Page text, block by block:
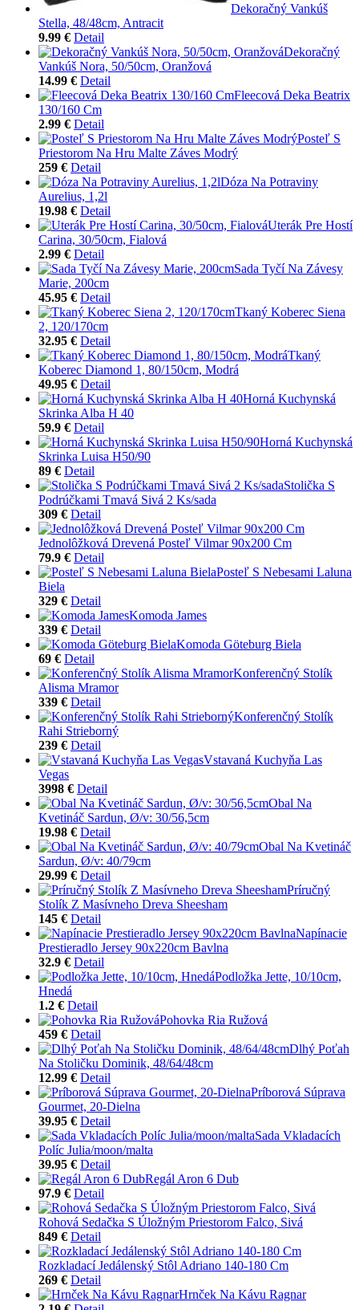
Dekoračný Vankúš
Stella, 48/48cm, Antracit
9.99 € Detail
Dekoračný
Vankúš Nora, 50/50cm, Oranžová
14.99 € Detail
Fleecová Deka Beatrix
130/160 Cm
2.99 € Detail
Posteľ S
Priestorom Na Hru Malte Záves Modrý
259 € Detail
Dóza Na Potraviny
Aurelius, 1,2l
19.98 € Detail
Uterák Pre Hostí
Carina, 30/50cm, Fialová
2.99 € Detail
Sada Tyčí Na Závesy
Marie, 200cm
45.95 € Detail
Tkaný Koberec Siena
2, 120/170cm
32.95 € Detail
Tkaný
Koberec Diamond 1, 80/150cm, Modrá
49.95 € Detail
Horná Kuchynská
Skrinka Alba H 40
59.9 € Detail
Horná Kuchynská
Skrinka Luisa H50/90
89 € Detail
Stolička S
Podrúčkami Tmavá Sivá 2 Ks/sada
309 € Detail
Jednolôžková Drevená Posteľ Vilmar 90x200 Cm
79.9 € Detail
Posteľ S Nebesami Laluna
Biela
329 € Detail
Komoda James
339 € Detail
Komoda Göteburg Biela
69 € Detail
Konferenčný Stolík
Alisma Mramor
339 € Detail
Konferenčný Stolík
Rahi Strieborný
239 € Detail
Vstavaná Kuchyňa Las
Vegas
3998 € Detail
Obal Na
Kvetináč Sardun, Ø/v: 30/56,5cm
19.98 € Detail
Obal Na Kvetináč
Sardun, Ø/v: 40/79cm
29.99 € Detail
Príručný
Stolík Z Masívneho Dreva Sheesham
145 € Detail
Napínacie
Prestieradlo Jersey 90x220cm Bavlna
32.9 € Detail
Podložka Jette, 10/10cm,
Hnedá
1.2 € Detail
Pohovka Ria Ružová
459 € Detail
Dlhý Poťah
Na Stoličku Dominik, 48/64/48cm
12.99 € Detail
Príborová Súprava
Gourmet, 20-Dielna
39.95 € Detail
Sada Vkladacích
Políc Julia/moon/malta
39.95 € Detail
Regál Aron 6 Dub
97.9 € Detail
Rohová Sedačka S Úložným Priestorom Falco, Sivá
849 € Detail
Rozkladací Jedálenský Stôl Adriano 140-180 Cm
269 € Detail
Hrnček Na Kávu Ragnar